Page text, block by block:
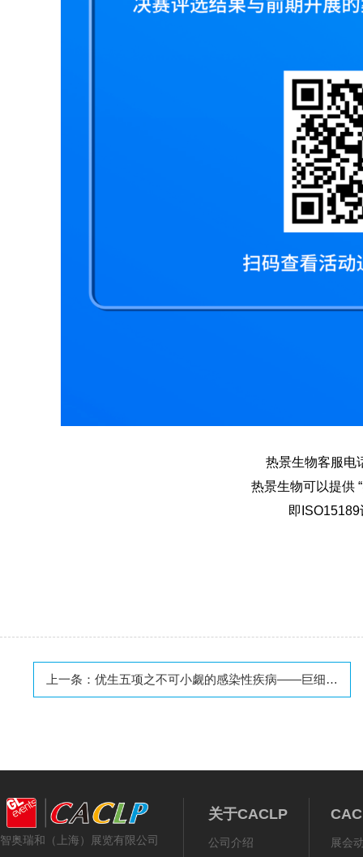
热景生物客服电
热景生物可以提供
即ISO15189
上一条： 优生五项之不可小觑的感染性疾病——巨细胞病毒感染
智奥瑞和（上海）展览有限公司
关于CACLP
公司介绍
展会